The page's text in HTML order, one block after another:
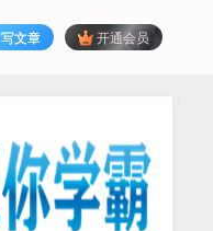
写文章 开通会员